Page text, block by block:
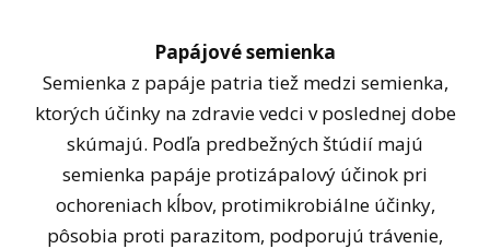
Papájové semienka
Semienka z papáje patria tiež medzi semienka,
ktorých účinky na zdravie vedci v poslednej dobe
skúmajú. Podľa predbežných štúdií majú
semienka papáje protizápalový účinok pri
ochoreniach kĺbov, protimikrobiálne účinky,
pôsobia proti parazitom, podporujú trávenie,